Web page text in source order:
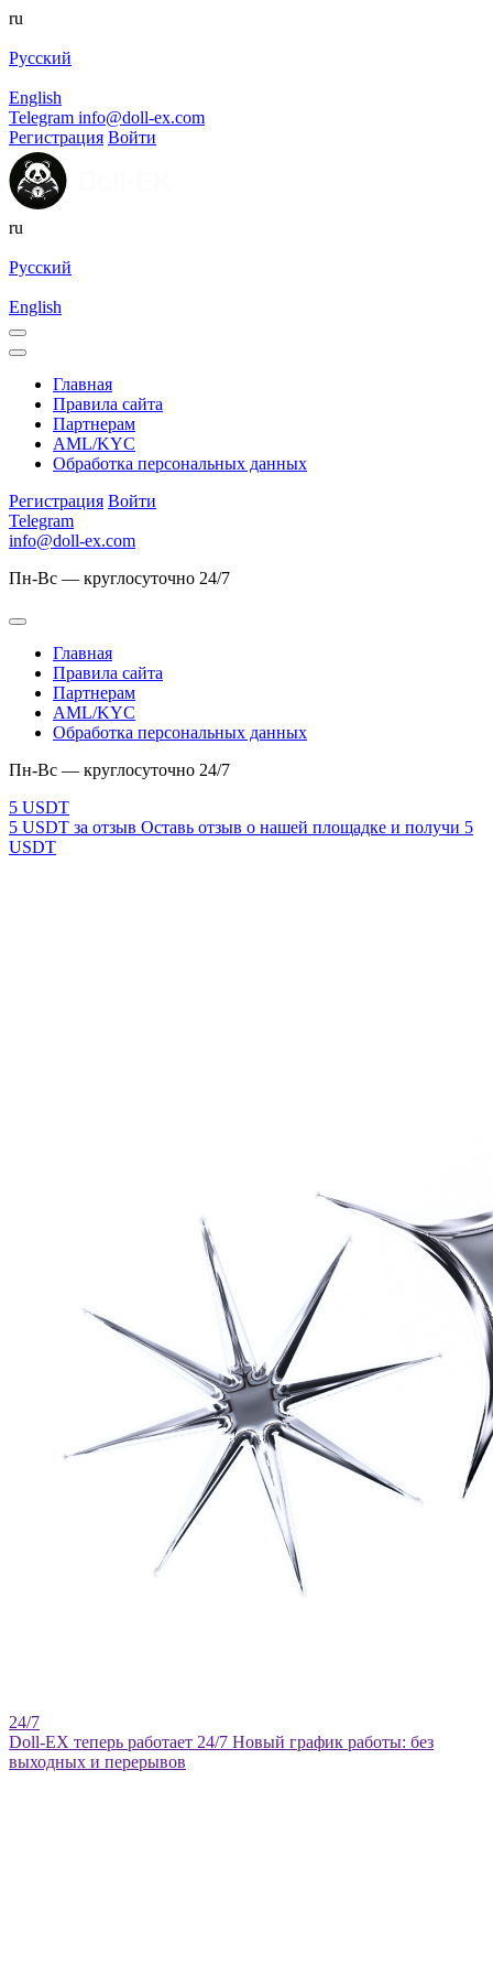
ru
Русский
English
Telegram info@doll-ex.com
Регистрация Войти
ru
Русский
English
Главная
Правила сайта
Партнерам
AML/KYC
Обработка персональных данных
Регистрация Войти
Telegram
info@doll-ex.com
Пн-Вс — круглосуточно 24/7
Главная
Правила сайта
Партнерам
AML/KYC
Обработка персональных данных
Пн-Вс — круглосуточно 24/7
5 USDT за отзыв Оставь отзыв о нашей площадке и получи 5
USDT
Doll-EX теперь работает 24/7 Новый график работы: без
выходных и перерывов